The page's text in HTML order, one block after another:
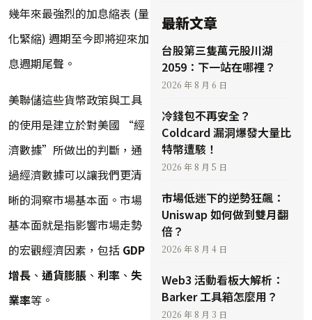
幾年來最強烈的加息縮表 (量
化緊縮) 週期至今即將迎來加
息週期尾聲。
美聯儲這些貨幣政策與工具
的使用是建立於對美國 “經
濟數據”所做出的判斷，通
過經濟數據可以讓我們更清
晰的洞察市場基本面。市場
基本面就是指影響市場走勢
的宏觀經濟因素，包括 GDP
增長 、 通貨膨脹 、 利率 、 失
業率等。
最新文章
台股第三隻萬元股川湖
2059：下一站在哪裡？
2026 年 8 月 6 日
冷錢包不再安全？
Coldcard 漏洞爆發大量比
特幣遭駭！
2026 年 8 月 5 日
市場低迷下的逆勢狂飆：
Uniswap 如何做到雙月翻
倍？
2026 年 8 月 4 日
Web3 活動看板大解析：
Barker 工具箱怎麼用？
2026 年 8 月 3 日